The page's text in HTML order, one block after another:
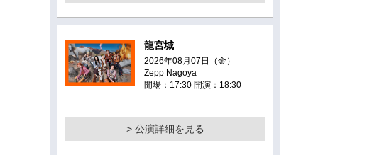
龍宮城
2026年08月07日（金）
Zepp Nagoya
開場：17:30 開演：18:30
> 公演詳細を見る